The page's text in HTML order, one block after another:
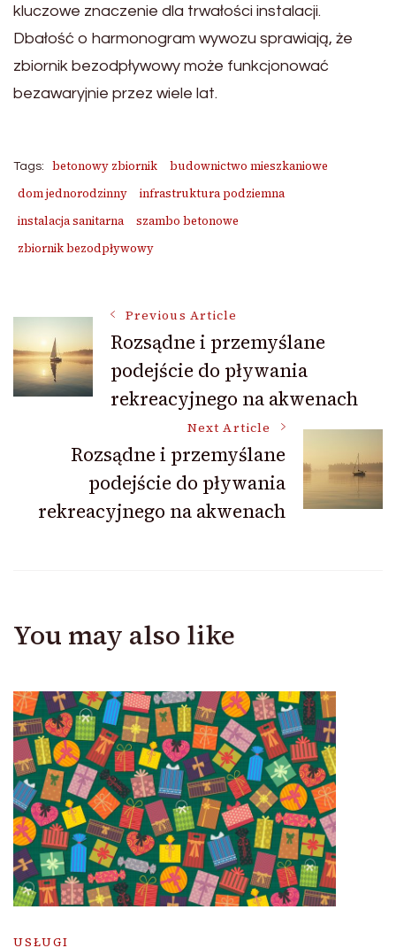
kluczowe znaczenie dla trwałości instalacji.
Dbałość o harmonogram wywozu sprawiają, że
zbiornik bezodpływowy może funkcjonować
bezawaryjnie przez wiele lat.
Tags: betonowy zbiornik
budownictwo mieszkaniowe
dom jednorodzinny
infrastruktura podziemna
instalacja sanitarna
szambo betonowe
zbiornik bezodpływowy
Post
Navigation
Previous Article
Rozsądne i przemyślane
podejście do pływania
rekreacyjnego na akwenach
Next Article
Rozsądne i przemyślane
podejście do pływania
rekreacyjnego na akwenach
You may also like
USŁUGI